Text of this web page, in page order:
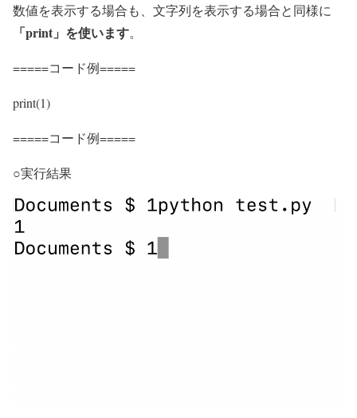
数値を表示する場合も、文字列を表示する場合と同様に
「print」を使います。
=====コード例=====
print(1)
=====コード例=====
○実行結果